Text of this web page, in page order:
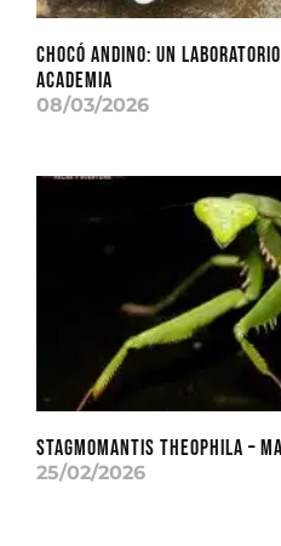
CHOCÓ ANDINO: Un
academia
08/03/2026
Stagmomantis theophila –
25/02/2026